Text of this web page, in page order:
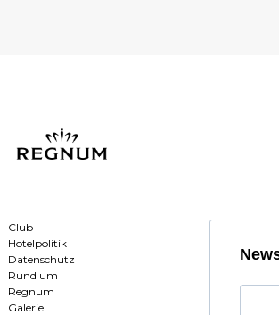
Club
Hotelpolitik
Datenschutz
Rund um
Regnum
Galerie